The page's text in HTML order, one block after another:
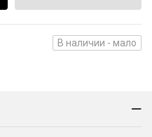
В наличии - мало